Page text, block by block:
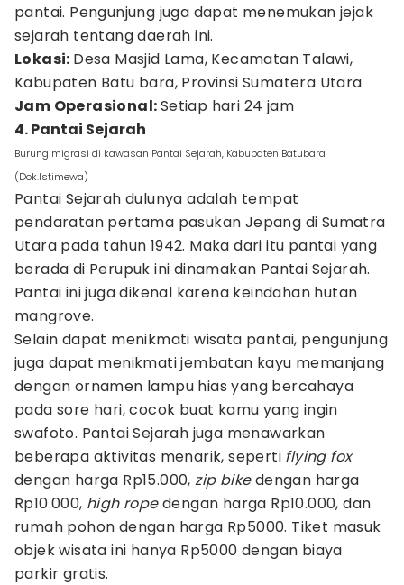
pantai. Pengunjung juga dapat menemukan jejak
sejarah tentang daerah ini.
Lokasi: Desa Masjid Lama, Kecamatan Talawi,
Kabupaten Batu bara, Provinsi Sumatera Utara
Jam Operasional:Setiap hari 24 jam
4. Pantai Sejarah
Burung migrasi di kawasan Pantai Sejarah, Kabupaten Batubara
(Dok.Istimewa)
Pantai Sejarah dulunya adalah tempat
pendaratan pertama pasukan Jepang di Sumatra
Utara pada tahun 1942. Maka dari itu pantai yang
berada di Perupuk ini dinamakan Pantai Sejarah.
Pantai ini juga dikenal karena keindahan hutan
mangrove.
Selain dapat menikmati wisata pantai, pengunjung
juga dapat menikmati jembatan kayu memanjang
dengan ornamen lampu hias yang bercahaya
pada sore hari, cocok buat kamu yang ingin
swafoto. Pantai Sejarah juga menawarkan
beberapa aktivitas menarik, seperti flying fox
dengan harga Rp15.000,zip bikedengan harga
Rp10.000, high ropedengan harga Rp10.000, dan
rumah pohon dengan harga Rp5000. Tiket masuk
objek wisata ini hanya Rp5000 dengan biaya
parkir gratis.